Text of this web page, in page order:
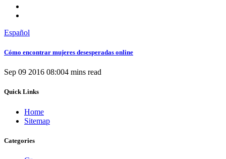
Español
Cómo encontrar mujeres desesperadas online
Sep 09 2016 08:004 mins read
Quick Links
Home
Sitemap
Categories